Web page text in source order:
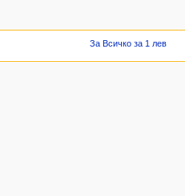
За Всичко за 1 лев